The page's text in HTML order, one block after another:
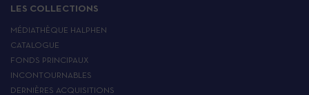
LES COLLECTIONS
MÉDIATHÈQUE HALPHEN
CATALOGUE
FONDS PRINCIPAUX
INCONTOURNABLES
DERNIÈRES ACQUISITIONS